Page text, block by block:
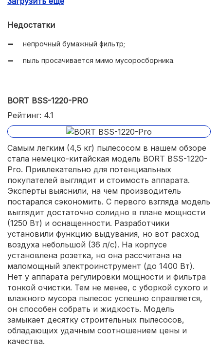
Недостатки
непрочный бумажный фильтр;
пыль просачивается мимо мусоросборника.
BORT BSS-1220-PRO
Рейтинг: 4.1
Самым легким (4,5 кг) пылесосом в нашем обзоре
стала немецко-китайская модель BORT BSS-1220-
Pro. Привлекательно для потенциальных
покупателей выглядит и стоимость аппарата.
Эксперты выяснили, на чем производитель
постарался сэкономить. С первого взгляда модель
выглядит достаточно солидно в плане мощности
(1250 Вт) и оснащенности. Разработчики
установили функцию выдувания, но вот расход
воздуха небольшой (36 л/с). На корпусе
установлена розетка, но она рассчитана на
маломощный электроинструмент (до 1400 Вт).
Нет у аппарата регулировки мощности и фильтра
тонкой очистки. Тем не менее, с уборкой сухого и
влажного мусора пылесос успешно справляется,
он способен собрать и жидкость. Модель
замыкает десятку строительных пылесосов,
обладающих удачным соотношением цены и
качества.